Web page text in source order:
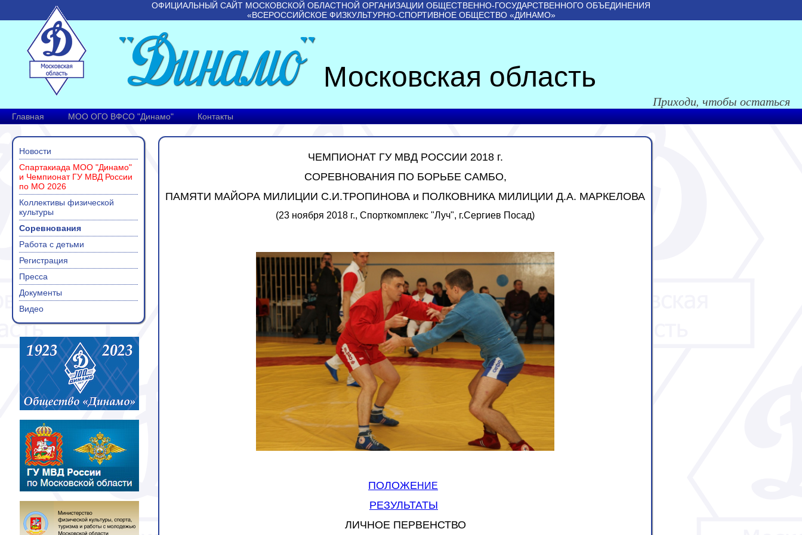
ОФИЦИАЛЬНЫЙ САЙТ МОСКОВСКОЙ ОБЛАСТНОЙ ОРГАНИЗАЦИИ ОБЩЕСТВЕННО-ГОСУДАРСТВЕННОГО ОБЪЕДИНЕНИЯ
«ВСЕРОССИЙСКОЕ ФИЗКУЛЬТУРНО-СПОРТИВНОЕ ОБЩЕСТВО «ДИНАМО»
Московская область
Приходи, чтобы остаться
Главная МОО ОГО ВФСО "Динамо" Контакты
Новости
Спартакиада МОО "Динамо"
и Чемпионат ГУ МВД России
по МО 2026
Коллективы физической
культуры
Соревнования
Работа с детьми
Регистрация
Пресса
Документы
Видео
ЧЕМПИОНАТ ГУ МВД РОССИИ 2018 г.
СОРЕВНОВАНИЯ ПО БОРЬБЕ САМБО,
ПАМЯТИ МАЙОРА МИЛИЦИИ С.И.ТРОПИНОВА и ПОЛКОВНИКА МИЛИЦИИ Д.А. МАРКЕЛОВА
(23 ноября 2018 г., Спорткомплекс "Луч", г.Сергиев Посад)
ПОЛОЖЕНИЕ
РЕЗУЛЬТАТЫ
ЛИЧНОЕ ПЕРВЕНСТВО